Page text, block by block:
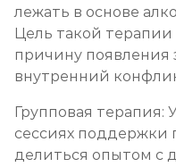
лежать в основе
Цель такой
причину появления
внутренний
Групповая терапия:
сессиях поддержки
делиться опытом с